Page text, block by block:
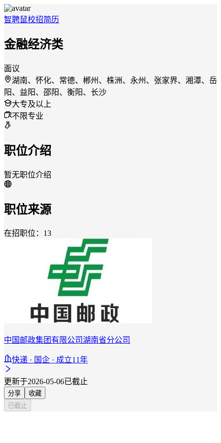
智聘鼠校招简历
金融经济类
面议
湖南、怀化、常德、郴州、株洲、永州、张家界、湘潭、岳
阳、益阳、邵阳、衡阳、长沙
大专及以上
不限专业
职位介绍
暂无职位介绍
职位来源
在招职位：13
中国邮政集团有限公司湖南省分公司
快递 · 国企 · 成立11年
更新于2026-05-06已截止
分享
收藏
已截止